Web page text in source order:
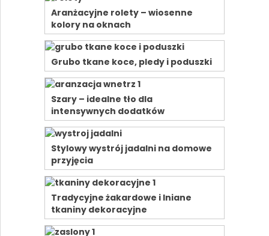
Aranżacyjne rolety – wiosenne
kolory na oknach
Grubo tkane koce, pledy i poduszki
Szary – idealne tło dla
intensywnych dodatków
Stylowy wystrój jadalni na domowe
przyjęcia
Tradycyjne żakardowe i lniane
tkaniny dekoracyjne